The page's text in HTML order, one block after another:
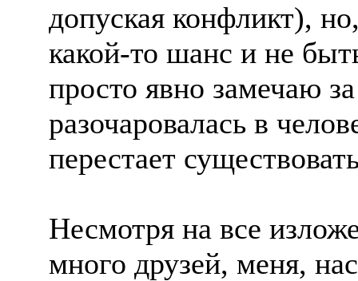
допуская конфликт),
какой-то шанс и не
просто явно замечаю
разочаровалась в
перестает
Несмотря на все
много друзей, меня,